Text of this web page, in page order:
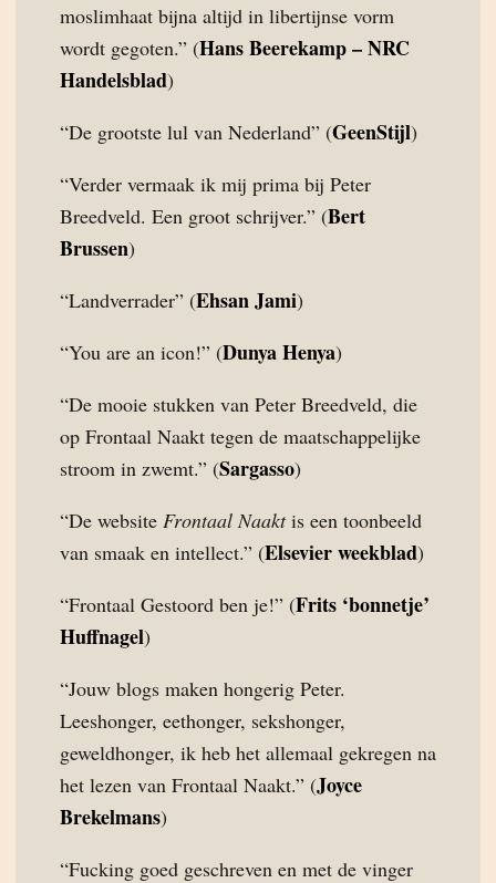
moslimhaat bijna altijd in libertijnse vorm
wordt gegoten.” (Hans Beerekamp – NRC
Handelsblad)
“De grootste lul van Nederland” (GeenStijl)
“Verder vermaak ik mij prima bij Peter
Breedveld. Een groot schrijver.” (Bert
Brussen)
“Landverrader” (Ehsan Jami)
“You are an icon!” (Dunya Henya)
“De mooie stukken van Peter Breedveld, die
op Frontaal Naakt tegen de maatschappelijke
stroom in zwemt.” (Sargasso)
“De website Frontaal Naaktis een toonbeeld
van smaak en intellect.” (Elsevier weekblad)
“Frontaal Gestoord ben je!” (Frits ‘bonnetje’
Huffnagel)
“Jouw blogs maken hongerig Peter.
Leeshonger, eethonger, sekshonger,
geweldhonger, ik heb het allemaal gekregen na
het lezen van Frontaal Naakt.” (Joyce
Brekelmans)
“Fucking goed geschreven en met de vinger